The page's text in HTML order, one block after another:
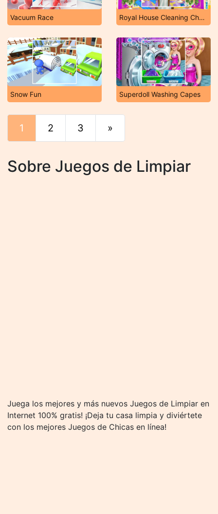
Vacuum Race Royal House Cleaning Challenge
Snow Fun Superdoll Washing Capes
1 2 3 »
Sobre Juegos de Limpiar
Juega los mejores y más nuevos Juegos de Limpiar en
Internet 100% gratis! ¡Deja tu casa limpia y diviértete
con los mejores Juegos de Chicas en línea!